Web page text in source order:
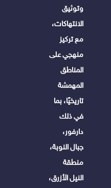
وتوثيق
الانتهاكات،
مع تركيز
منهجي على
المناطق
المهمشة
تاريخيًا، بما
في ذلك
دارفور،
جبال النوبة،
منطقة
النيل الأزرق،